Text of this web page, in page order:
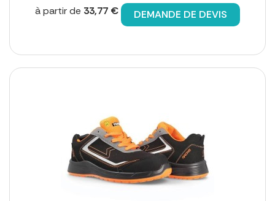
à partir de 33,77 € DEMANDE DE DEVIS